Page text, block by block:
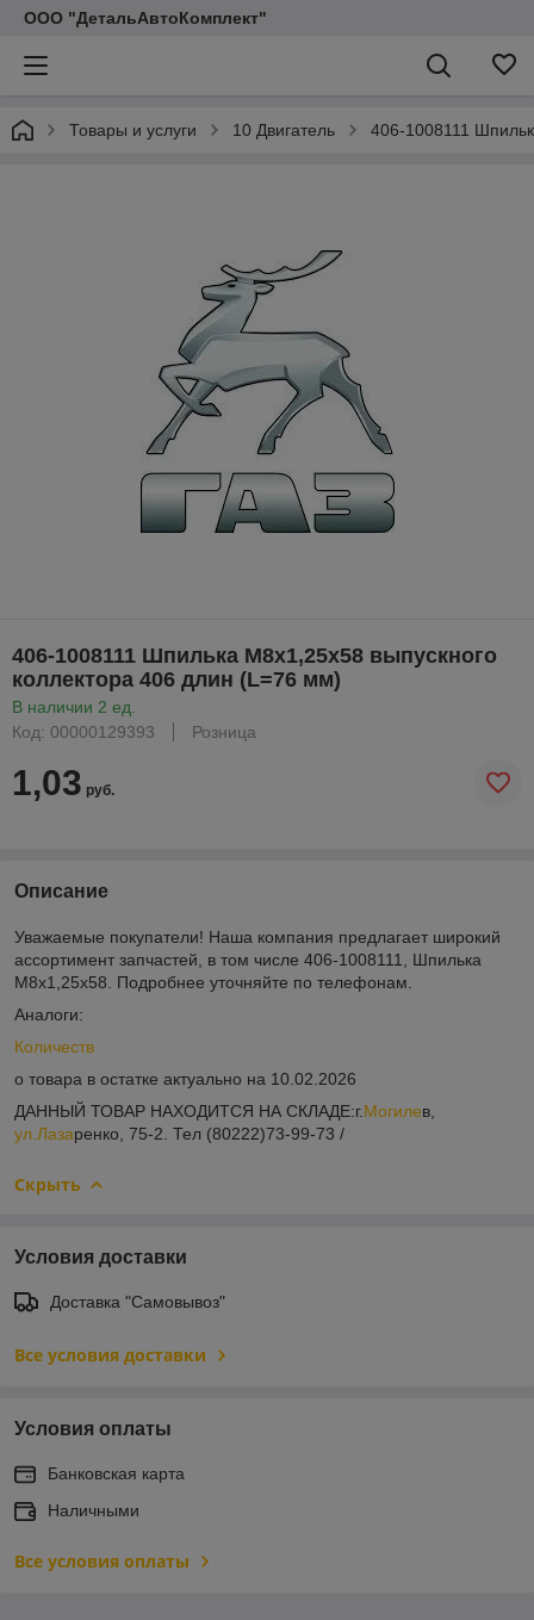
ООО "ДетальАвтоКомплект"
Товары и услуги 10 Двигатель 406-1008111
406-1008111 Шпилька М8х1,25х58 выпускного
коллектора 406 длин (L=76 мм)
В наличии 2 ед.
Код: 00000129393
Розница
1,03 руб.
Описание
Уважаемые покупатели! Наша компания предлагает широкий
ассортимент запчастей, в том числе 406-1008111, Шпилька
М8х1,25х58. Подробнее уточняйте по телефонам.
Аналоги:
Количеств
о товара в остатке актуально на 10.02.2026
ДАННЫЙ ТОВАР НАХОДИТСЯ НА СКЛАДE:г.Могилев,
ул.Лазаренко, 75-2. Тел (80222)73-99-73 /
Скрыть
Условия доставки
Доставка "Самовывоз"
Все условия доставки
Условия оплаты
Банковская карта
Наличными
Все условия оплаты